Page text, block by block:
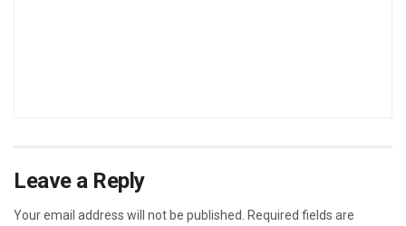
Leave a Reply
Your email address will not be published.
Required fields are